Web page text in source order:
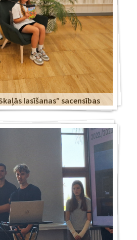
lasīšanas” sacensības